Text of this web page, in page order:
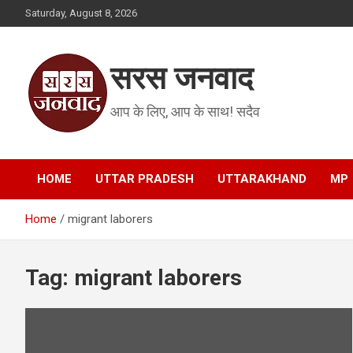
to
Saturday, August 8, 2026
सरस जनवाद
आप के लिए, आप के साथ! सदैव
HOME UTTAR PRADESH UTTARAKHAND MP
Home migrant laborers
Tag: migrant laborers